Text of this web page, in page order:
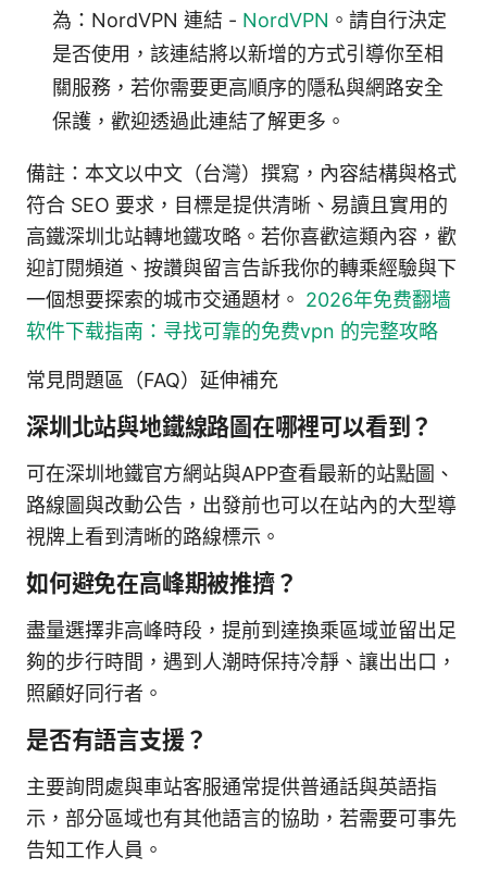
為：NordVPN 連結 - NordVPN 。請自行決定
是否使用，該連結將以新增的方式引導你至相
關服務，若你需要更高順序的隱私與網路安全
保護，歡迎透過此連結了解更多。
備註：本文以中文（台灣）撰寫，內容結構與格式
符合 SEO 要求，目標是提供清晰、易讀且實用的
高鐵深圳北站轉地鐵攻略。若你喜歡這類內容，歡
迎訂閱頻道、按讚與留言告訴我你的轉乘經驗與下
一個想要探索的城市交通題材。 2026年免费翻墙
软件下载指南：寻找可靠的免费vpn 的完整攻略
常見問題區（FAQ）延伸補充
深圳北站與地鐵線路圖在哪裡可以看到？
可在深圳地鐵官方網站與APP查看最新的站點圖、
路線圖與改動公告，出發前也可以在站內的大型導
視牌上看到清晰的路線標示。
如何避免在高峰期被推擠？
盡量選擇非高峰時段，提前到達換乘區域並留出足
夠的步行時間，遇到人潮時保持冷靜、讓出出口，
照顧好同行者。
是否有語言支援？
主要詢問處與車站客服通常提供普通話與英語指
示，部分區域也有其他語言的協助，若需要可事先
告知工作人員。